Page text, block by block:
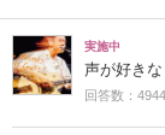
実施中
声が好き
回答数：